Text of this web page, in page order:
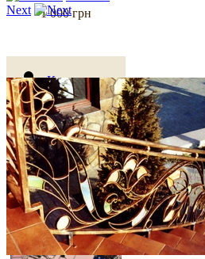
1 000 грн
Картина на
стекле "Камасутра
-2"
Next